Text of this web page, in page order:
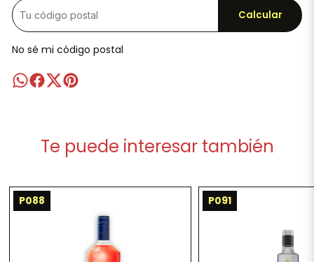
Calcular
No sé mi código postal
Te puede interesar también
P088 P091